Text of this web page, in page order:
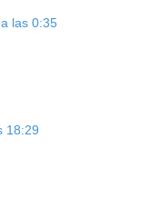
las 0:35
18:29